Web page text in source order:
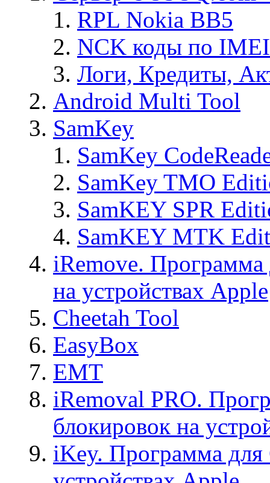
RPL Nokia BB5
NCK коды по IMEI
Логи, Кредиты,
Android Multi Tool
SamKey
SamKey
SamKey TMO
SamKEY SPR
SamKEY MTK
iRemove. Программа
на устройствах Apple
Cheetah Tool
EasyBox
EMT
iRemoval PRO.
блокировок на
iKey. Программа для